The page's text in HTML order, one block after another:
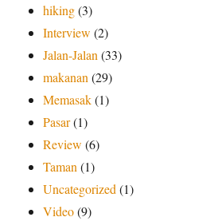
hiking(3)
Interview (2)
Jalan-Jalan(33)
makanan(29)
Memasak(1)
Pasar(1)
Review (6)
Taman(1)
Uncategorized(1)
Video(9)